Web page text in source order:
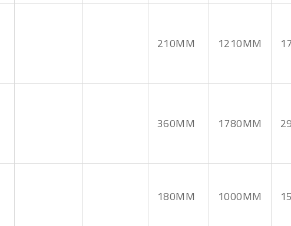
210MM 1210MM
360MM 1780MM
180MM 1000MM